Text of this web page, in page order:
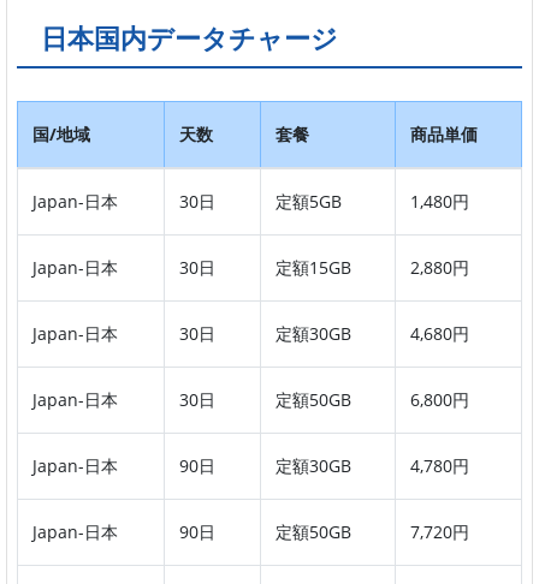
日本国内データチャージ
国/地域 天数 套餐 商品単価
Japan-日本 30日 定額5GB 1,480円
Japan-日本 30日 定額15GB 2,880円
Japan-日本 30日 定額30GB 4,680円
Japan-日本 30日 定額50GB 6,800円
Japan-日本 90日 定額30GB 4,780円
Japan-日本 90日 定額50GB 7,720円